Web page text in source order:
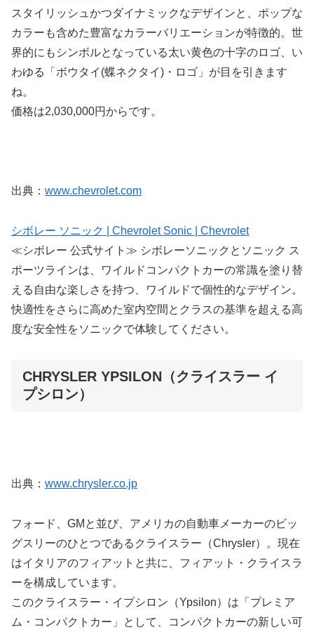
スタイリッシュかつダイナミックなデザインと、ポップな
カラーも含めた豊富なカラーバリエーションが特徴的。世
界的にもシンボルとなっている太い黄色の十字のロゴ、い
わゆる「ボウタイ(蝶ネクタイ)・ロゴ」が目を引きます
ね。
価格は2,030,000円からです。
出典： www.chevrolet.com
シボレー ソニック | Chevrolet Sonic | Chevrolet
≪シボレー 公式サイト≫ シボレーソニックとソニック ス
ポーツラインは、ワイルドコンパクトカーの常識を塗り替
える自由な楽しさを持つ、ワイルドで個性的なデザイン。
快適性をさらに高めた室内空間とクラスの基準を超える高
度な安全性をソニックで体験してください。
CHRYSLER YPSILON（クライスラー イ
プシロン）
出典： www.chrysler.co.jp
フォード、GMと並び、アメリカの自動車メーカーのビッ
グスリーのひとつであるクライスラー（Chrysler）。現在
はイタリアのフィアットと共に、フィアット・クライスラ
ーを構成しています。
このクライスラー・イプシロン（Ypsilon）は「プレミア
ム・コンパクトカー」として、コンパクトカーの新しい可